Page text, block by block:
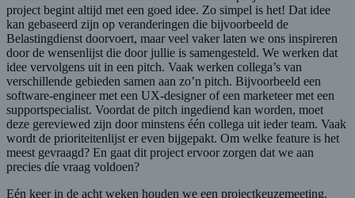
project begint altijd met een goed idee. Zo simpel is het! Dat idee
kan gebaseerd zijn op veranderingen die bijvoorbeeld de
Belastingdienst doorvoert, maar veel vaker laten we ons inspireren
door de wensenlijst die door jullie is samengesteld. We werken dat
idee vervolgens uit in een pitch. Vaak werken collega’s van
verschillende gebieden samen aan zo’n pitch. Bijvoorbeeld een
software-engineer met een UX-designer of een marketeer met een
supportspecialist. Voordat de pitch ingediend kan worden, moet
deze gereviewed zijn door minstens één collega uit ieder team. Vaak
wordt de prioriteitenlijst er even bijgepakt. Om welke feature is het
meest gevraagd? En gaat dit project ervoor zorgen dat we aan
precies díe vraag voldoen?
Eén keer in de acht weken houden we een projectkeuzemeeting.